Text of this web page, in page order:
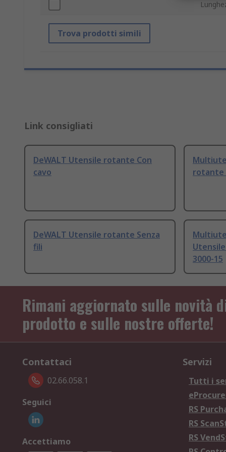
Trova prodotti simili
Link consigliati
DeWALT Utensile rotante Con
cavo
rotante
DeWALT Utensile rotante Senza
fili
3000-15
Rimani aggiornato sulle novità
prodotto e sulle nostre offerte!
Contattaci
02.66.058.1
Seguici
Accettiamo
Servizi
Tutti i
RS
RS
RS